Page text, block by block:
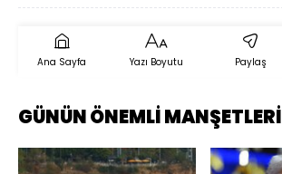
Ana Sayfa Yazı Boyutu Paylaş
GÜNÜN ÖNEMLİ MANŞETLERİ